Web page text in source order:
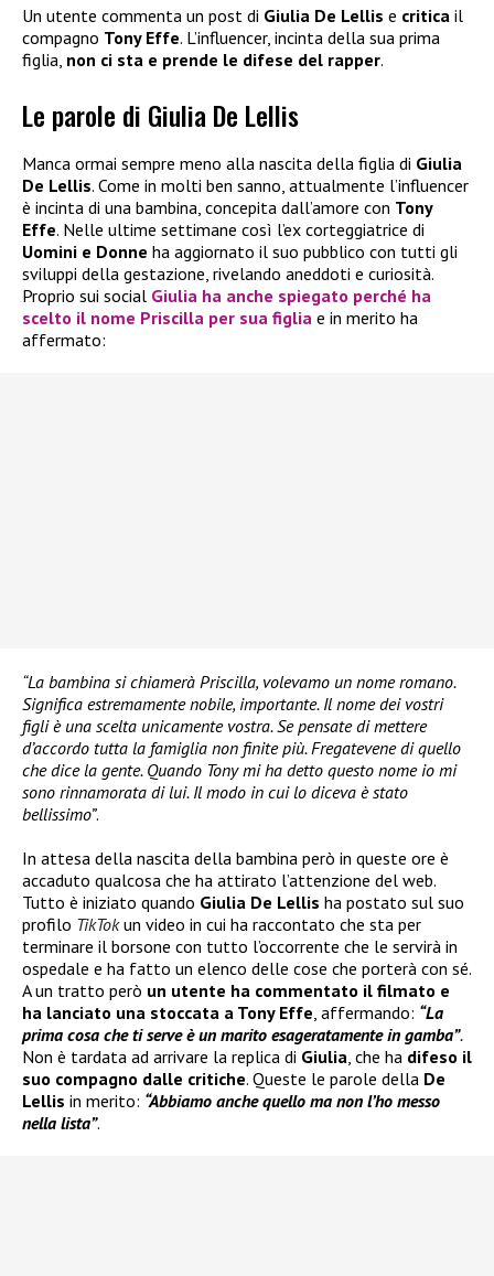
Un utente commenta un post di Giulia De Lellis e critica il
compagno Tony Effe. L’influencer, incinta della sua prima
figlia, non ci sta e prende le difese del rapper.
Le parole di Giulia De Lellis
Manca ormai sempre meno alla nascita della figlia di Giulia
De Lellis. Come in molti ben sanno, attualmente l’influencer
è incinta di una bambina, concepita dall’amore con Tony
Effe. Nelle ultime settimane così l’ex corteggiatrice di
Uomini e Donne ha aggiornato il suo pubblico con tutti gli
sviluppi della gestazione, rivelando aneddoti e curiosità.
Proprio sui social Giulia ha anche spiegato perché ha
scelto il nome Priscilla per sua figlia e in merito ha
affermato:
“La bambina si chiamerà Priscilla, volevamo un nome romano.
Significa estremamente nobile, importante. Il nome dei vostri
figli è una scelta unicamente vostra. Se pensate di mettere
d’accordo tutta la famiglia non finite più. Fregatevene di quello
che dice la gente. Quando Tony mi ha detto questo nome io mi
sono rinnamorata di lui. Il modo in cui lo diceva è stato
bellissimo”.
In attesa della nascita della bambina però in queste ore è
accaduto qualcosa che ha attirato l’attenzione del web.
Tutto è iniziato quando Giulia De Lellis ha postato sul suo
profilo TikTokun video in cui ha raccontato che sta per
terminare il borsone con tutto l’occorrente che le servirà in
ospedale e ha fatto un elenco delle cose che porterà con sé.
A un tratto però un utente ha commentato il filmato e
ha lanciato una stoccata a Tony Effe, affermando: “La
prima cosa che ti serve è un marito esageratamente in gamba”.
Non è tardata ad arrivare la replica di Giulia, che ha difeso il
suo compagno dalle critiche. Queste le parole della De
Lellis in merito: “Abbiamo anche quello ma non l’ho messo
nella lista”.